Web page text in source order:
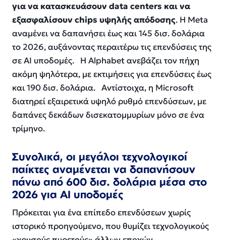
για να κατασκευάσουν data centers και να
εξασφαλίσουν chips υψηλής απόδοσης. Η Meta
αναμένει να δαπανήσει έως και 145 δισ. δολάρια
το 2026, αυξάνοντας περαιτέρω τις επενδύσεις της
σε AI υποδομές. Η Alphabet ανεβάζει τον πήχη
ακόμη ψηλότερα, με εκτιμήσεις για επενδύσεις έως
και 190 δισ. δολάρια. Αντίστοιχα, η Microsoft
διατηρεί εξαιρετικά υψηλό ρυθμό επενδύσεων, με
δαπάνες δεκάδων δισεκατομμυρίων μόνο σε ένα
τρίμηνο.
Συνολικά, οι μεγάλοι τεχνολογικοί
παίκτες αναμένεται να δαπανήσουν
πάνω από 600 δισ. δολάρια μέσα στο
2026 για AI υποδομές
Πρόκειται για ένα επίπεδο επενδύσεων χωρίς
ιστορικό προηγούμενο, που θυμίζει τεχνολογικούς